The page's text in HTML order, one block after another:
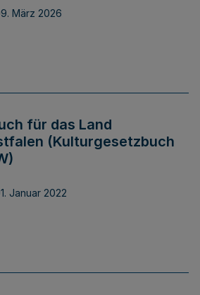
März 2026
für das Land
(Kulturgesetzbuch
Januar 2022